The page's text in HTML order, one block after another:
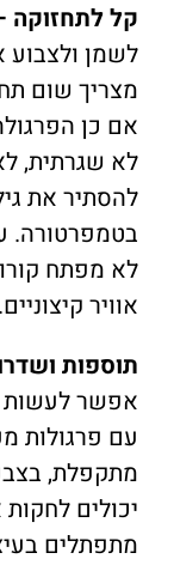
קל לתחזוקה
לשמן ולצבוע
מצריך שום
אם כן
לא שגרתית,
להסתיר את
בטמפרטורה.
לא מפתח
אוויר קיצוניים.
תוספות
אפשר
עם פרגולות
מתקפלת,
יכולים
מתפתלים